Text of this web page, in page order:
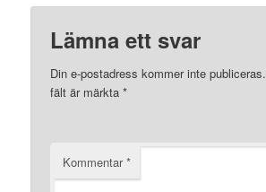
Lämna ett svar
Din e-postadress kommer inte publiceras.
fält är märkta*
Kommentar*